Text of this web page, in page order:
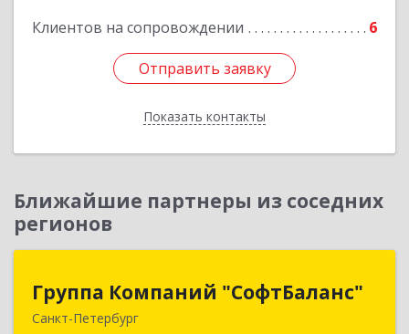
Клиентов на сопровождении 6
Отправить заявку
Показать контакты
Подробнее
Отправить заявку
Назад
Ближайшие партнеры из соседних
регионов
Группа Компаний "СофтБаланс"
Санкт-Петербург
Группа Компаний "СофтБаланс"
195112, Санкт-Петербург г, Заневский пр-кт,